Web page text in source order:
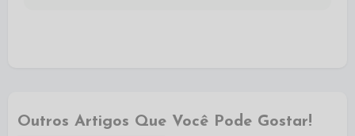
Outros Artigos Que Você Pode Gostar!